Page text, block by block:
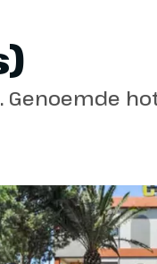
niet inbegrepen en
Meer informatie
weken voor